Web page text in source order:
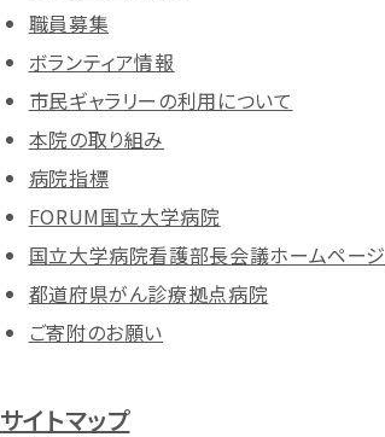
職員募集
ボランティア情報
市民ギャラリーの利用について
本院の取り組み
病院指標
FORUM国立大学病院
国立大学病院看護部長会議ホームページ
都道府県がん診療拠点病院
ご寄附のお願い
サイトマップ